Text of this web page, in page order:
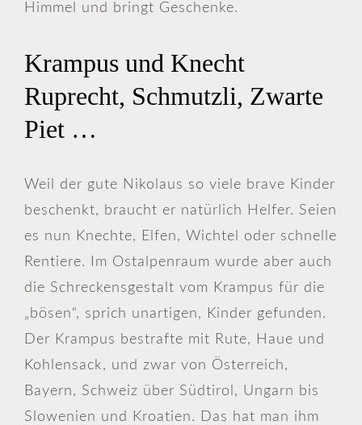
Himmel und bringt Geschenke.
Krampus und Knecht
Ruprecht, Schmutzli, Zwarte
Piet …
Weil der gute Nikolaus so viele brave Kinder
beschenkt, braucht er natürlich Helfer. Seien
es nun Knechte, Elfen, Wichtel oder schnelle
Rentiere. Im Ostalpenraum wurde aber auch
die Schreckensgestalt vom Krampus für die
„bösen“, sprich unartigen, Kinder gefunden.
Der Krampus bestrafte mit Rute, Haue und
Kohlensack, und zwar von Österreich,
Bayern, Schweiz über Südtirol, Ungarn bis
Slowenien und Kroatien. Das hat man ihm